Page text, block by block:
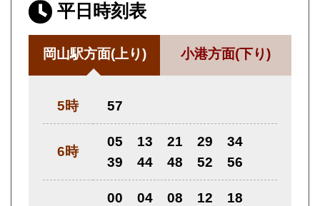
平日時刻表
岡山駅方面(上り)
5時 57
6時
05 13 21 29
34
39
44 48 52 56
00 04 08 12
18
小港方面(下り)